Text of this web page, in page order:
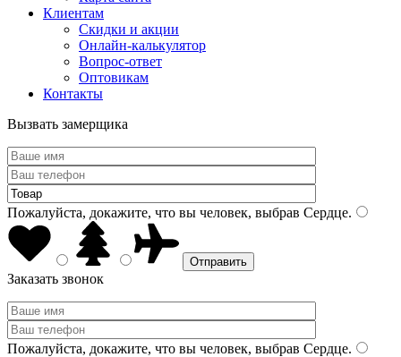
Клиентам
Скидки и акции
Онлайн-калькулятор
Вопрос-ответ
Оптовикам
Контакты
Вызвать замерщика
Пожалуйста, докажите, что вы человек, выбрав Сердце.
Заказать звонок
Пожалуйста, докажите, что вы человек, выбрав Сердце.